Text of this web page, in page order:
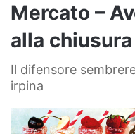
Mercato –
alla chiusura
Il difensore
irpina